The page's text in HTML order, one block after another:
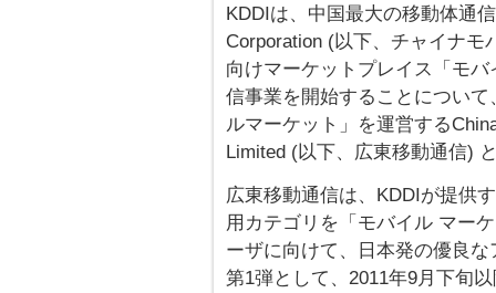
KDDIは、中国最大の移動体通
Corporation (以下、チャイナモ
向けマーケットプレイス「モ
信事業を開始することについ
ルマーケット」を運営する
Limited (以下、広東移動通信)
広東移動通信は、KDDIが提供
用カテゴリを「モバイル マー
ーザに向けて、日本発の優良
第1弾として、2011年9月下旬